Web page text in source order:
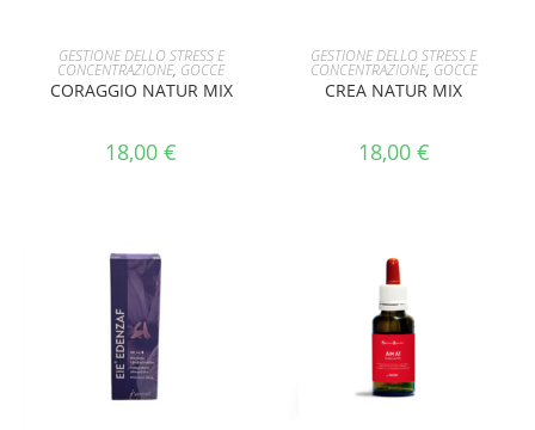
AGGIUNGI AL CARRELLO
GESTIONE DELLO STRESS E
CONCENTRAZIONE, GOCCE
CORAGGIO NATUR MIX
18,00€
AGGIUNGI AL CARRELLO
GESTIONE DELLO STRESS E
CONCENTRAZIONE, GOCCE
CREA NATUR MIX
18,00 €